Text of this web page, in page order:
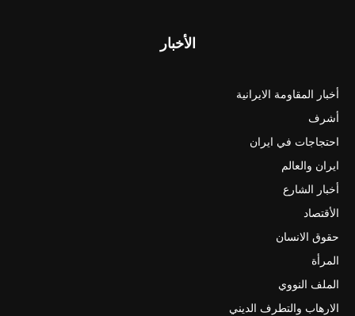
الأخبار
أخبار المقاومة الايرانية
أشرف
احتجاجات في ايران
ايران والعالم
أخبار الشارع
الأقتصاد
حقوق الانسان
المرأة
الملف النووي
الارهاب والتطرف الديني